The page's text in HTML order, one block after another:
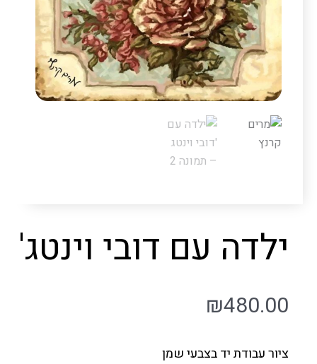
ילדה עם דובי וינטג'
₪480.00
ציור עבודת יד בצבעי שמן